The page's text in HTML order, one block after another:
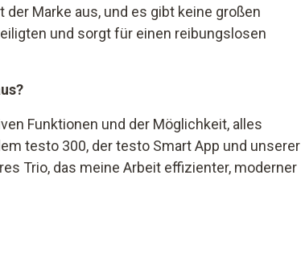
Marke aus, und es gibt keine großen
und sorgt für einen reibungslosen
Funktionen und der Möglichkeit, alles
testo 300, der testo Smart App und unserer
Trio, das meine Arbeit effizienter, moderner